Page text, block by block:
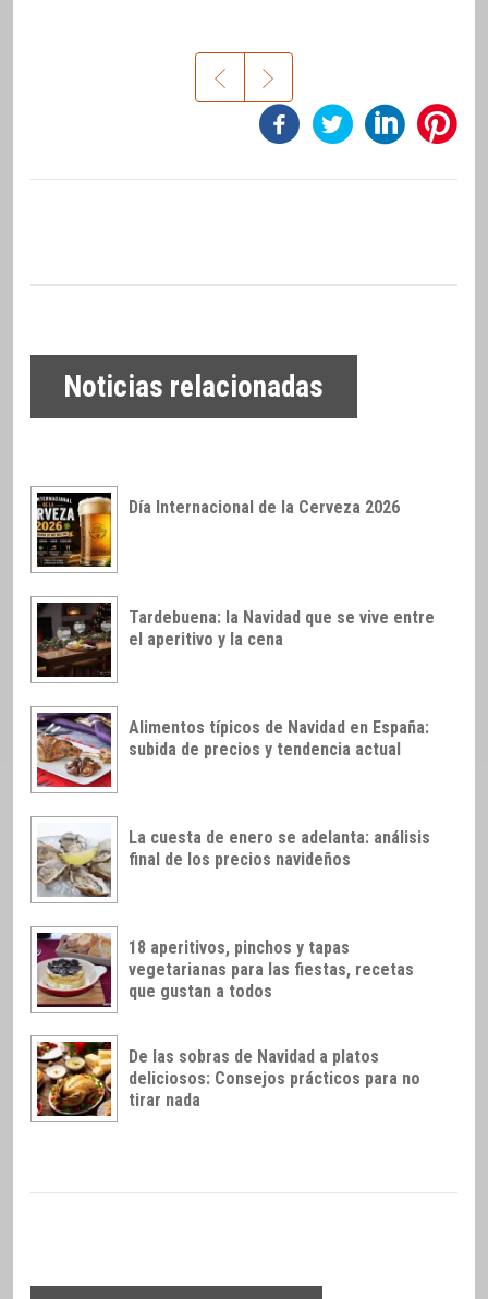
Noticias relacionadas
Día Internacional de la Cerveza 2026
Tardebuena: la Navidad que se vive entre
el aperitivo y la cena
Alimentos típicos de Navidad en España:
subida de precios y tendencia actual
La cuesta de enero se adelanta: análisis
final de los precios navideños
18 aperitivos, pinchos y tapas
vegetarianas para las fiestas, recetas
que gustan a todos
De las sobras de Navidad a platos
deliciosos: Consejos prácticos para no
tirar nada